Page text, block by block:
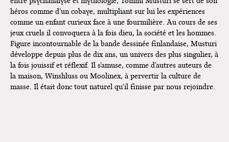
héros comme d'un cobaye, multipliant sur lui les expériences
comme un enfant curieux face à une fourmilière. Au cours de ses
jeux cruels il convoquera à la fois dieu, la société et les hommes.
Figure incontournable de la bande dessinée finlandaise, Musturi
développe depuis plus de dix ans, un univers des plus singulier, à
la fois jouissif et réflexif. Il s'amuse, comme d'autres auteurs de
la maison, Winshluss ou Moolinex, à pervertir la culture de
masse. Il était donc tout naturel qu'il finisse par nous rejoindre.